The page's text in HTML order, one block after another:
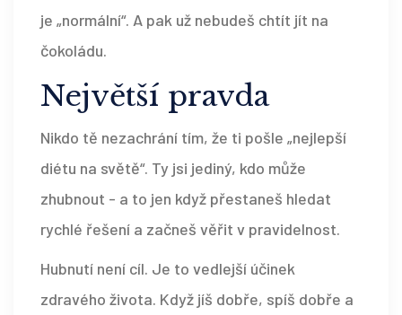
je „normální“. A pak už nebudeš chtít jít na
čokoládu.
Největší pravda
Nikdo tě nezachrání tím, že ti pošle „nejlepší
diétu na světě“. Ty jsi jediný, kdo může
zhubnout - a to jen když přestaneš hledat
rychlé řešení a začneš věřit v pravidelnost.
Hubnutí není cíl. Je to vedlejší účinek
zdravého života. Když jíš dobře, spíš dobře a